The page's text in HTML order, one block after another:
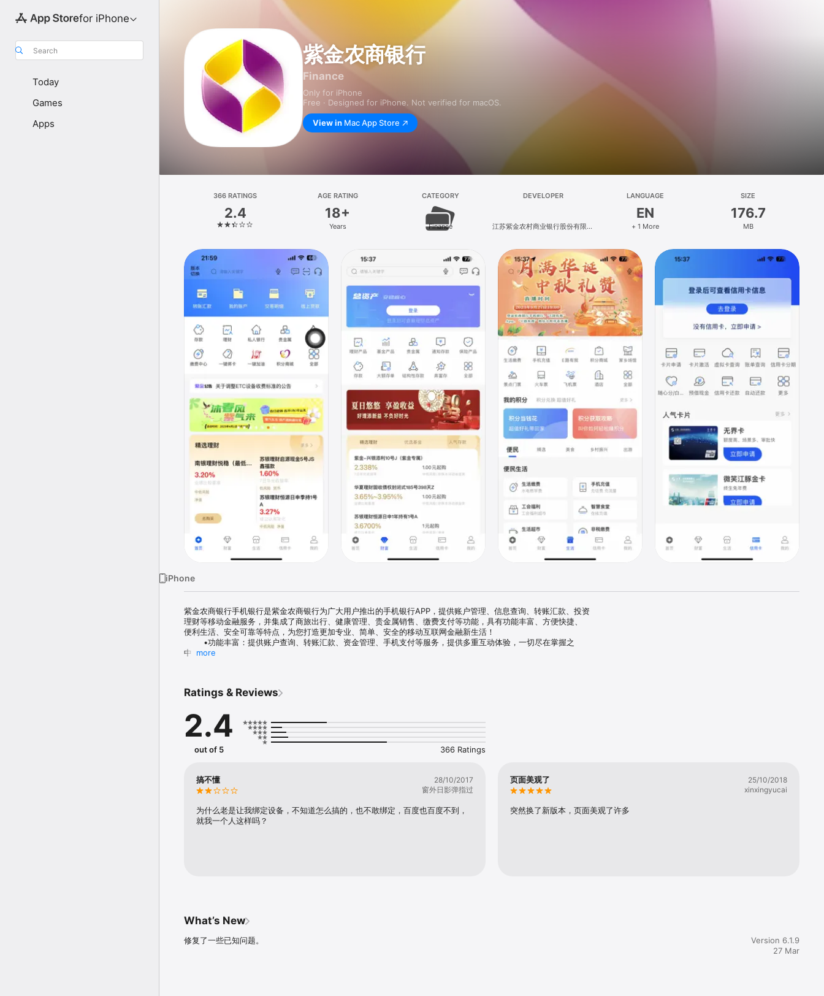
for iPhone
Search
Today
Games
Apps
紫金农商银行
Finance
Only for iPhone
Free · Designed for iPhone. Not verified for macOS.
View in Mac App Store
366 RATINGS
2.4
AGE RATING
18+
Years
CATEGORY
Finance
DEVELOPER
江苏紫金农村商业银行股份有限公
LANGUAGE
EN
+ 1 More
SIZE
176.7
MB
iPhone
紫金农商银行手机银行是紫金农商银行为广大用户推出的手机银行APP，提供账户管理、信息查询、转账汇款、投资
理财等移动金融服务，并集成了商旅出行、健康管理、贵金属销售、缴费支付等功能，具有功能丰富、方便快捷、
便利生活、安全可靠等特点，为您打造更加专业、简单、安全的移动互联网金融新生活！
	•功能丰富：提供账户查询、转账汇款、资金管理、手机支付等服务，提供多重互动体验，一切尽在掌握之
中。
	•安全可靠：采用国际认可的加密传输方式，实现移动通讯公司与银行之间的数据安全传输和处理，防止数据
全。
more
Ratings & Reviews
2.4
out of 5 366 Ratings
搞不懂
28/10/2017
窗外日影弹指过
为什么老是让我绑定设备，不知道怎么搞的，也不敢绑定，百度也百度不到，
就我一个人这样吗？
页面美观了
25/10/2018
xinxingyucai
突然换了新版本，页面美观了许多
What’s New
修复了一些已知问题。
Version 6.1.9
27 Mar